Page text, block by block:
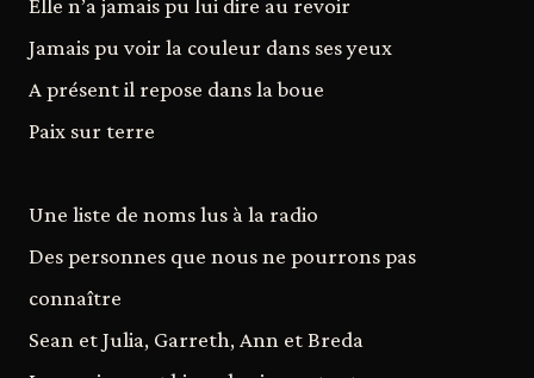
Elle n’a jamais pu lui dire au revoir
Jamais pu voir la couleur dans ses yeux
A présent il repose dans la boue
Paix sur terre
Une liste de noms lus à la radio
Des personnes que nous ne pourrons pas
connaître
Sean et Julia, Garreth, Ann et Breda